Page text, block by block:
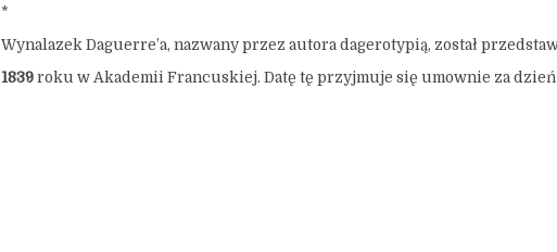
*
Wynalazek Daguerre’a, nazwany przez autora dagerotypią, został
1839 roku w Akademii Francuskiej. Datę tę przyjmuje się umownie za